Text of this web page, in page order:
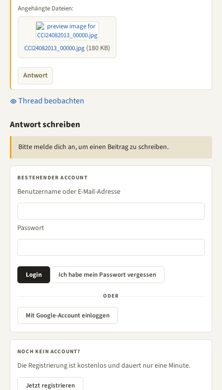
Angehängte Dateien:
CCI24082013_00000.jpg (180 KB)
Antwort
Thread beobachten
Antwort schreiben
Bitte melde dich an, um einen Beitrag zu schreiben.
BESTEHENDER ACCOUNT
Benutzername oder E-Mail-Adresse
Passwort
ODER
Mit Google-Account einloggen
NOCH KEIN ACCOUNT?
Die Registrierung ist kostenlos und dauert nur eine Minute.
Jetzt registrieren